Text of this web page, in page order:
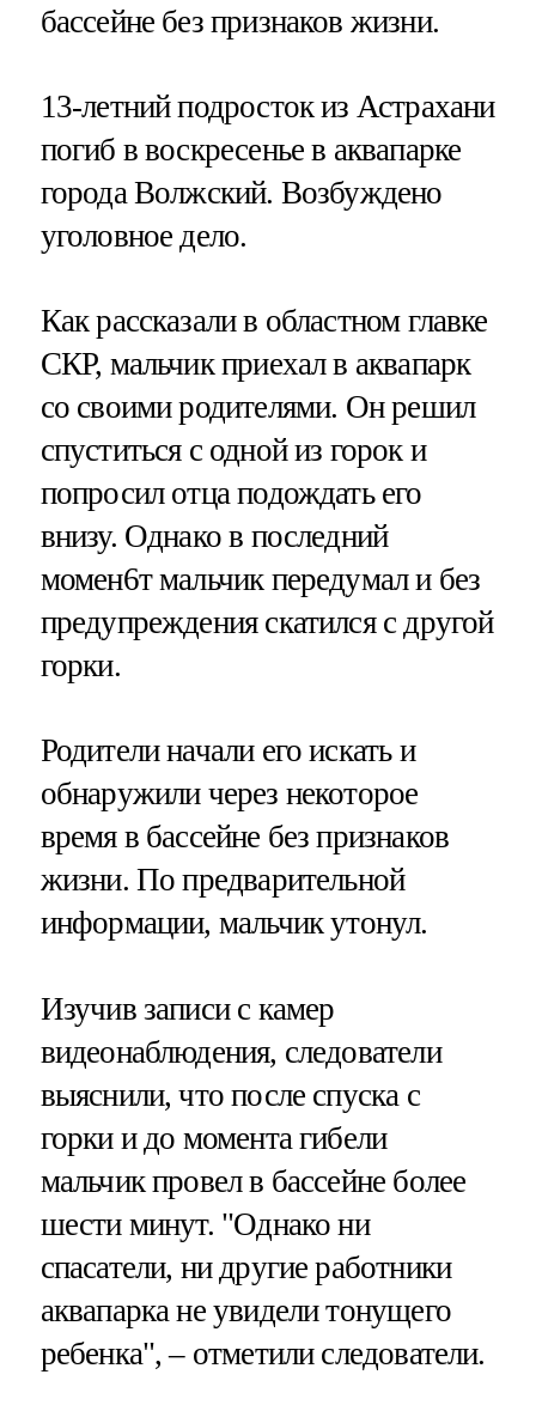
бассейне без признаков жизни.
13-летний подросток из Астрахани
погиб в воскресенье в аквапарке
города Волжский. Возбуждено
уголовное дело.
Как рассказали в областном главке
СКР, мальчик приехал в аквапарк
со своими родителями. Он решил
спуститься с одной из горок и
попросил отца подождать его
внизу. Однако в последний
момен6т мальчик передумал и без
предупреждения скатился с другой
горки.
Родители начали его искать и
обнаружили через некоторое
время в бассейне без признаков
жизни. По предварительной
информации, мальчик утонул.
Изучив записи с камер
видеонаблюдения, следователи
выяснили, что после спуска с
горки и до момента гибели
мальчик провел в бассейне более
шести минут. "Однако ни
спасатели, ни другие работники
аквапарка не увидели тонущего
ребенка", – отметили следователи.